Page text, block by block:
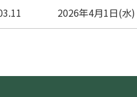
2026年4月1日(水